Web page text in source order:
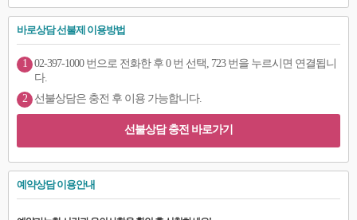
바로상담 선불제 이용방법
1 02-397-1000 번으로 전화한 후 0 번 선택, 723 번을 누르시면 연결됩니
다.
2
선불상담은 충전 후 이용 가능합니다.
선불상담 충전 바로가기
예약상담 이용안내